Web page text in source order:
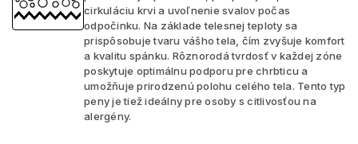
cirkuláciu krvi a uvoľnenie svalov počas
odpočinku. Na základe telesnej teploty sa
prispôsobuje tvaru vášho tela, čím zvyšuje komfort
a kvalitu spánku. Rôznorodá tvrdosť v každej zóne
poskytuje optimálnu podporu pre chrbticu a
umožňuje prirodzenú polohu celého tela. Tento typ
peny je tiež ideálny pre osoby s citlivosťou na
alergény.